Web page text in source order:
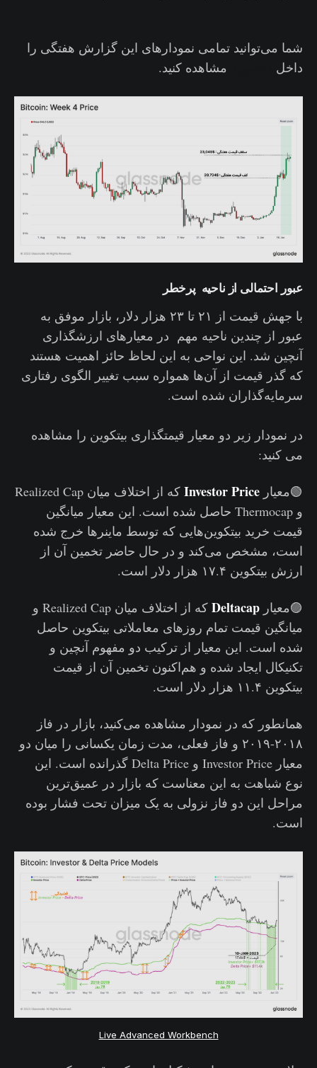
شما می‌توانید تمامی نمودارهای این گزارش هفتگی را
داخل
مشاهده کنید.
عبور احتمالی از ناحیه پرخطر
با جهش قیمت از ۲۱ تا ۲۳ هزار دلار، بازار موفق به
عبور از چندین ناحیه مهم در معیارهای ارزشگذاری
آنچین شد. این نواحی به این لحاظ حائز اهمیت هستند
که گذر قیمت از آن‌ها همواره سبب تغییر الگوی رفتاری
سرمایه‌گذاران شده است.
در نمودار زیر دو معیار قیمتگذاری بیتکوین را مشاهده
می کنید:
🟢معیار Investor Price
که از اختلاف میان Realized Cap
و Thermocap حاصل شده است. این معیار میانگین
قیمت خرید بیتکوین‌هایی که توسط ماینرها خرج شده
است، مشخص می‌کند و در حال حاضر تخمین آن از
ارزش بیتکوین ۱۷.۴ هزار دلار است.
🟣معیار Deltacap
که از اختلاف میان Realized Cap و
میانگین قیمت تمام روزهای معاملاتی بیتکوین حاصل
شده است. این معیار از ترکیب دو مفهوم آنچین و
تکنیکال ایجاد شده و هم‌اکنون تخمین آن از قیمت
بیتکوین ۱۱.۴ هزار دلار است.
همانطور که در نمودار مشاهده می‌کنید، بازار در فاز
۲۰۱۸-۲۰۱۹ و فاز فعلی، مدت زمان یکسانی را میان دو
معیار Investor Price و Delta Price گذرانده است. این
نوع شباهت به این معناست که بازار در عمیق‌ترین
مراحل این دو فاز نزولی به یک میزان تحت فشار بوده
است.
Live Advanced Workbench